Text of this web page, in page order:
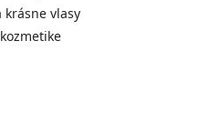
krásne vlasy